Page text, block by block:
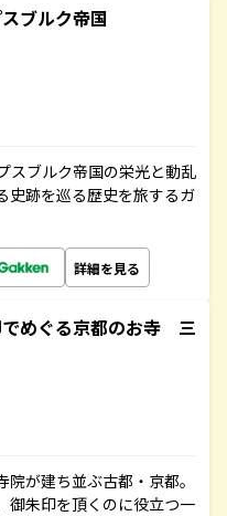
ブルク帝国
スブルク帝国の栄光と動乱
史跡を巡る歴史を旅するガ
詳細を見る
めぐる京都のお寺 三
が建ち並ぶ古都・京都。
御朱印を頂くのに役立つ一